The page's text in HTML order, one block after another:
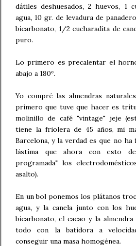
dátiles deshuesados, 2 huevos, 1
agua, 10 gr. de levadura de
bicarbonato, 1/2 cucharadita de
puro.
Lo primero es precalentar el
abajo a 180º.
Yo compré las almendras
primero que tuve que hacer es
molinillo de café "vintage" jeje
tiene la friolera de 45 años, mi
Barcelona, y la verdad es que no ha
lástima que ahora con esto de
programada" los
asalto).
En un bol ponemos los plátanos
agua, y la canela junto con los
bicarbonato, el cacao y la
todo con la batidora a
conseguir una masa homogénea.